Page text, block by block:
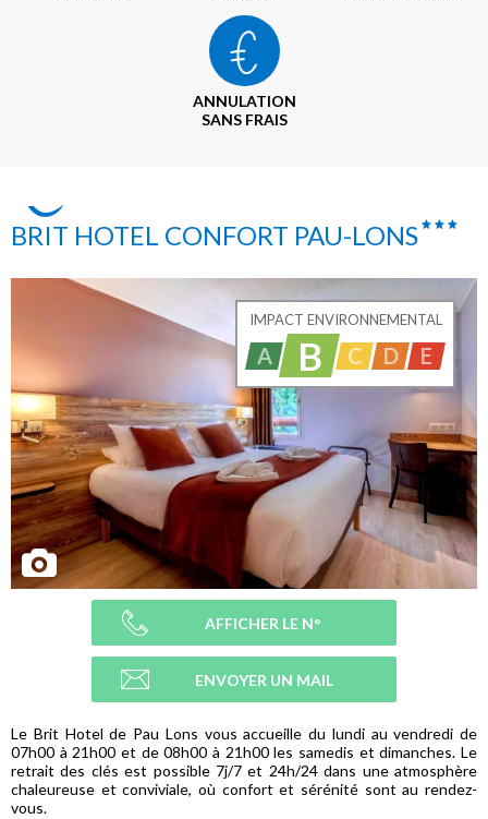
ANNULATION
SANS FRAIS
BRIT HOTEL CONFORT PAU-LONS
IMPACT ENVIRONNEMENTAL
A B C D E
AFFICHER LE N°
ENVOYER UN MAIL
Le Brit Hotel de Pau Lons vous accueille du lundi au vendredi de
07h00 à 21h00 et de 08h00 à 21h00 les samedis et dimanches. Le
retrait des clés est possible 7j/7 et 24h/24 dans une atmosphère
chaleureuse et conviviale, où confort et sérénité sont au rendez-
vous.